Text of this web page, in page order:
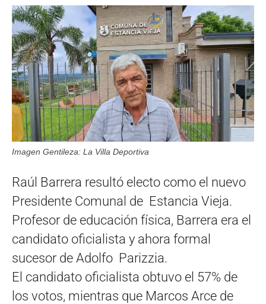
Imagen Gentileza: La Villa Deportiva
Raúl Barrera resultó electo como el nuevo
Presidente Comunal de Estancia Vieja.
Profesor de educación física, Barrera era el
candidato oficialista y ahora formal
sucesor de Adolfo Parizzia.
El candidato oficialista obtuvo el 57% de
los votos, mientras que Marcos Arce de